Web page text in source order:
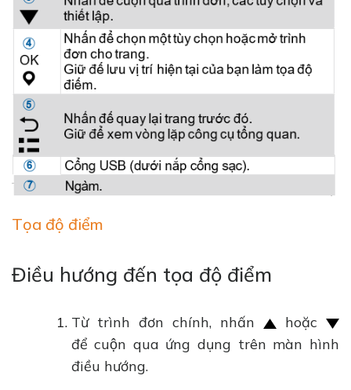
Tọa độ điểm
Điều hướng đến tọa độ điểm
Từ trình đơn chính, nhấn
hoặc
để cuộn qua ứng dụng trên màn hình
điều hướng.